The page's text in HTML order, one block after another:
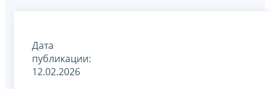
Дата
публикации:
12.02.2026